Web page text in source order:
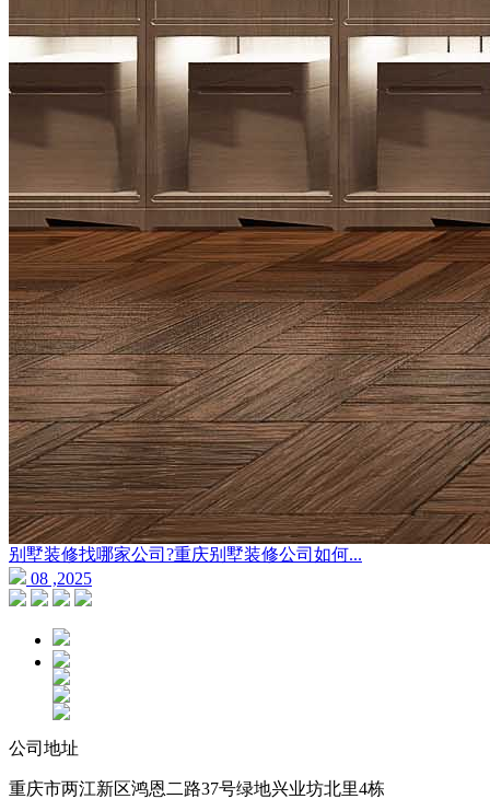
别墅装修找哪家公司?重庆别墅装修公司如何...
08 ,2025
公司地址
重庆市两江新区鸿恩二路37号绿地兴业坊北里4栋